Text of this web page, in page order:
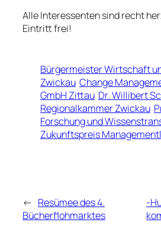
Alle Interessenten sind recht
Eintritt frei!
Bürgermeister Wirtschaft
Zwickau Change
GmbH Zittau Dr. Willibert
Regionalkammer Zwickau
Forschung und
Zukunftspreis
← Resümee des 4.
Bücherflohmarktes
-